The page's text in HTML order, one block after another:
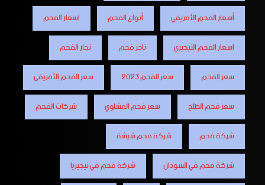
أسعار الفحم الأفريقي
أنواع الفحم
اسعار الفحم
اسعار الفحم النيجيري
تاجر فحم
تجار الفحم
سعر الفحم
سعر الفحم 2023
سعر الفحم الأفريقي
سعر فحم الطلح
سعر فحم المشاوي
شركات الفحم
شركة فحم
شركة فحم شيشة
شركة فحم في السودان
شركة فحم في نيجيريا